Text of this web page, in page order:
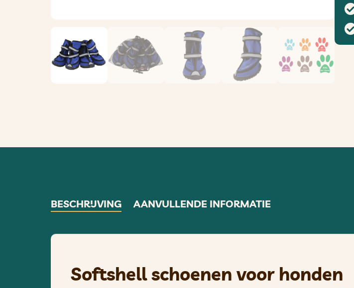
BESCHRIJVING AANVULLENDE INFORMATIE
Softshell schoenen voor honden